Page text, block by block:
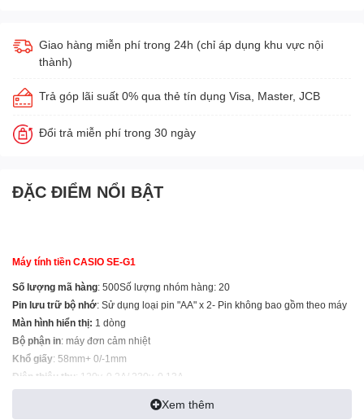
Giao hàng miễn phí trong 24h (chỉ áp dụng khu vực nội
thành)
Trả góp lãi suất 0% qua thẻ tín dụng Visa, Master, JCB
Đổi trả miễn phí trong 30 ngày
ĐẶC ĐIỂM NỔI BẬT
Máy tính tiền CASIO SE-G1
Số lượng mã hàng: 500Số lượng nhóm hàng: 20
Pin lưu trữ bộ nhớ: Sử dụng loại pin "AA" x 2- Pin không bao gồm theo máy
Màn hình hiển thị: 1 dòng
Bộ phận in: máy đơn cảm nhiệt
Khổ giấy: 58mm+ 0/-1mm
Điện thiêu thụ: 120v, 0.2A/ 230v, 0.13A
326(W) x 345(D) x 167(H) x mm (gồm cả ngăn kéo)
Xem thêm